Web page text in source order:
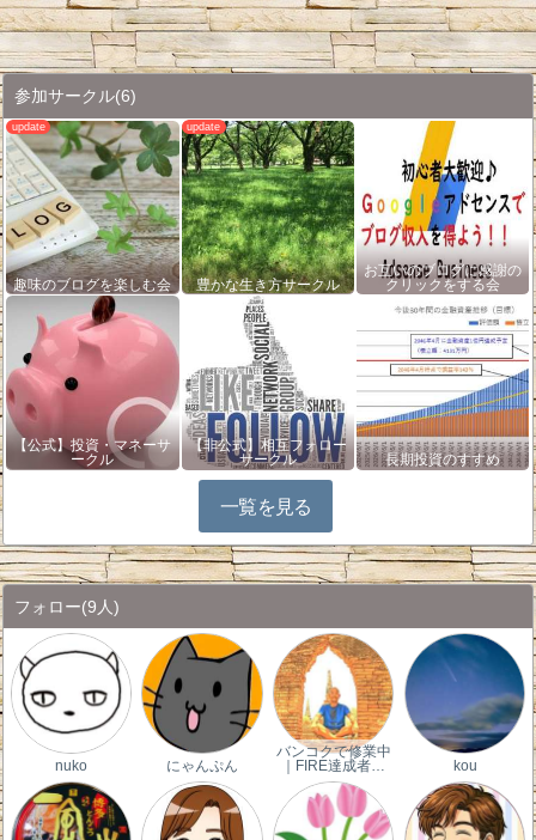
参加サークル(6)
趣味のブログを楽しむ会 豊かな生き方サークル
お互いのブログに感謝の
クリックをする会
【公式】投資・マネーサ
ークル
【非公式】相互フォロー
サークル
長期投資のすすめ
一覧を見る
フォロー(9人)
nuko にゃんぷん
バンコクで修業中
｜FIRE達成者…
kou